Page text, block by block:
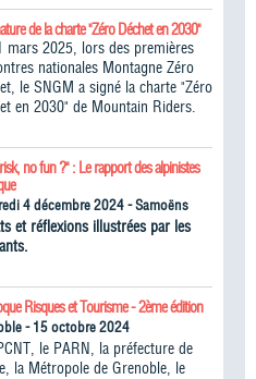
de la charte "Zéro Déchet en 2030"
mars 2025, lors des premières
nationales Montagne Zéro
le SNGM a signé la charte "Zéro
en 2030" de Mountain Riders.
no fun ?" : Le rapport des alpinistes
4 décembre 2024 - Samoëns
et réflexions illustrées par les
Risques et Tourisme - 2ème édition
- 15 octobre 2024
le PARN, la préfecture de
la Métropole de Grenoble, le